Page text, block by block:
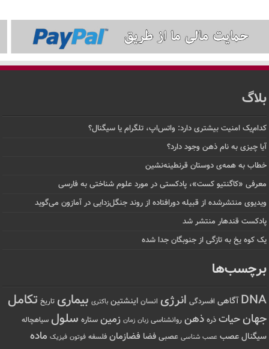
بلاگ
کدام‌یک امنیت بیشتری دارد: واتس‌اپ، تلگرام یا سیگنال؟
آیا چیزی به نام ذهن وجود دارد؟
خطاب به همه‌ی دوستان قرنطینه‌نشین
معرفی «کاگنتیو کست»، پادکستی در مورد علوم شناختی به فارسی
ویدیوی منتشرشده از قبیله دورافتاده‌ از روند جنگل‌زدایی در آمازون می‌گوید
پادکست قندهار منتشر شد
یک کوه یخ به تازگی از جنوبگان جدا شده
برچسب‌ها
DNA آگاهی افسردگی انرژی انسان اینشتین باکتری بیماری تاریخ تکامل
جهانحیات ذره ذهن روانشناسی زبان زمان زمین ستاره سلول سیاهچاله
سیگنال عصب عصب شناسی عصبی فضا فضازمان فلسفه فوتون فیزیک ماده